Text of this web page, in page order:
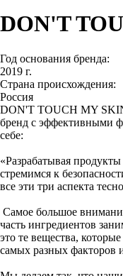
DON'T
Год основания бренда:
2019 г.
Страна происхождения:
Россия
DON'T TOUCH MY
бренд с эффективными
себе:
«Разрабатывая
стремимся к
все эти три аспекта
Самое большое
часть ингредиентов
это те вещества,
самых разных факторов